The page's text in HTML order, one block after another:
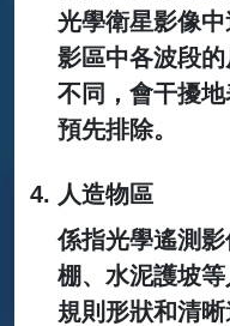
光學衛星影像
影區中各波段
不同，會干擾
預先排除。
人造物區
係指光學遙測
棚、水泥護坡
規則形狀和清